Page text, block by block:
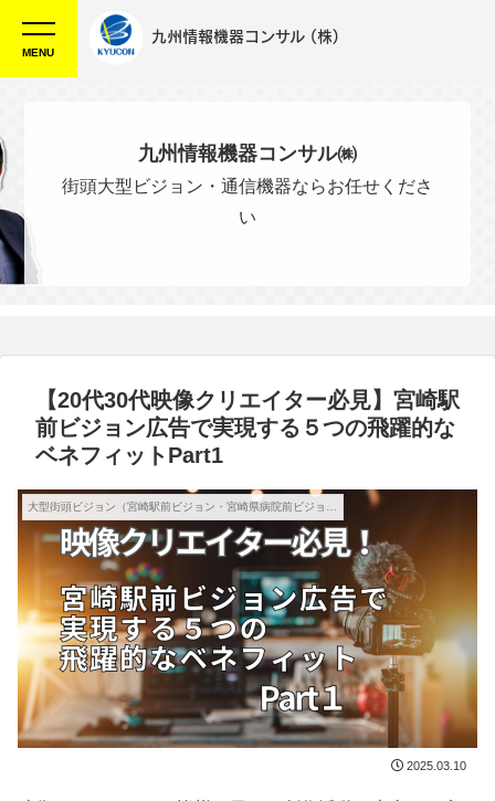
MENU
九州情報機器コンサル (株)
九州情報機器コンサル㈱
街頭大型ビジョン・通信機器ならお任せくださ
い
【20代30代映像クリエイター必見】宮崎駅
前ビジョン広告で実現する５つの飛躍的な
ベネフィットPart1
2025.03.10